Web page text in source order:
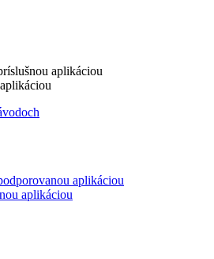
aplikáciou
aplikáciou
aplikáciou